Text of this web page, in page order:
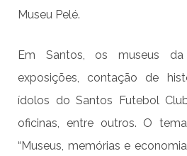
Museu Pelé.
Em Santos, os museus da
exposições, contação de
ídolos do Santos Futebol
oficinas, entre outros. O
“Museus, memórias e